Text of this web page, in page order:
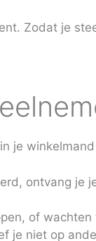
Zodat je
je
ontvang je
of
je niet op